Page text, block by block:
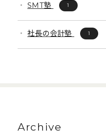
SMT塾 1
社長の会計塾 1
Archive